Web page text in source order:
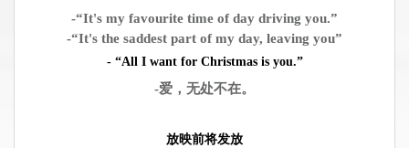
-“It's my favourite time of day driving you.”
-“It's the saddest part of my day, leaving you”
- “All I want for Christmas is you.”
-爱，无处不在。
放映前将发放